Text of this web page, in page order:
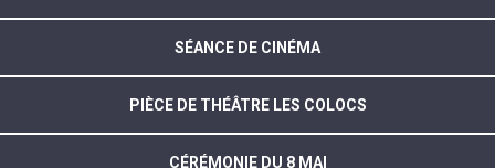
SÉANCE DE CINÉMA
PIÈCE DE THÉÂTRE LES COLOCS
CÉRÉMONIE DU 8 MAI